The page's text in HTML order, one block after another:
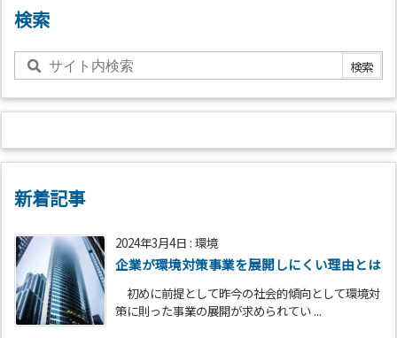
検索
新着記事
2024年3月4日 : 環境
企業が環境対策事業を展開しにくい理由とは
初めに前提として昨今の社会的傾向として環境対
策に則った事業の展開が求められてい ...